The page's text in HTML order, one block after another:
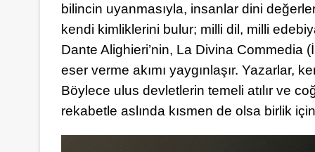
bilincin uyanmasıyla, insanlar dini
kendi kimliklerini bulur; milli dil, milli
Dante Alighieri’nin, La Divina Commedia
eser verme akımı yaygınlaşır. Yazarlar,
Böylece ulus devletlerin temeli atılır ve
rekabetle aslında kısmen de olsa birlik